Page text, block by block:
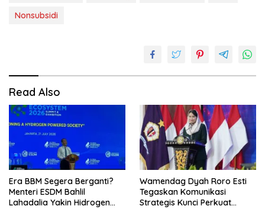
Nonsubsidi
Read Also
Era BBM Segera Berganti?
Menteri ESDM Bahlil
Lahadalia Yakin Hidrogen
Wamendag Dyah Roro Esti
Tegaskan Komunikasi
Strategis Kunci Perkuat